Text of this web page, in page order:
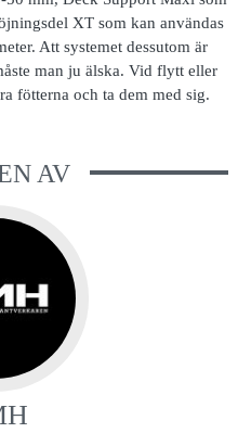
XT som kan användas
Att systemet dessutom är
man ju älska. Vid flytt eller
fötterna och ta dem med sig.
AV